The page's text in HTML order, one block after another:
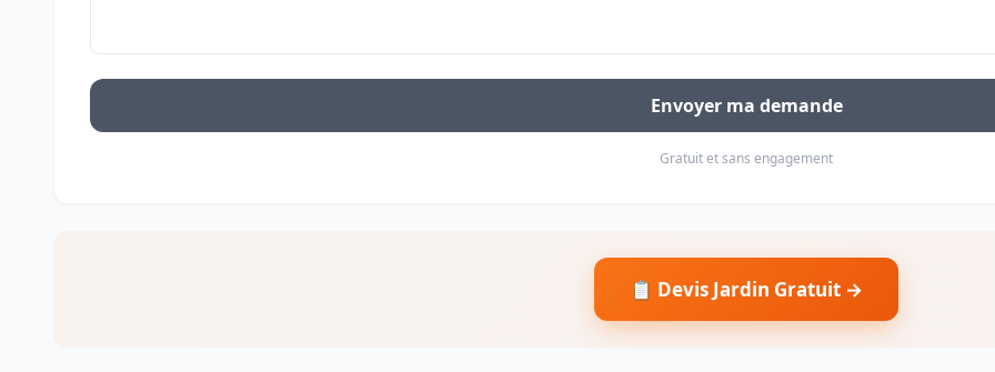
Envoyer ma demande
Gratuit et sans engagement
📋 Devis Jardin Gratuit →